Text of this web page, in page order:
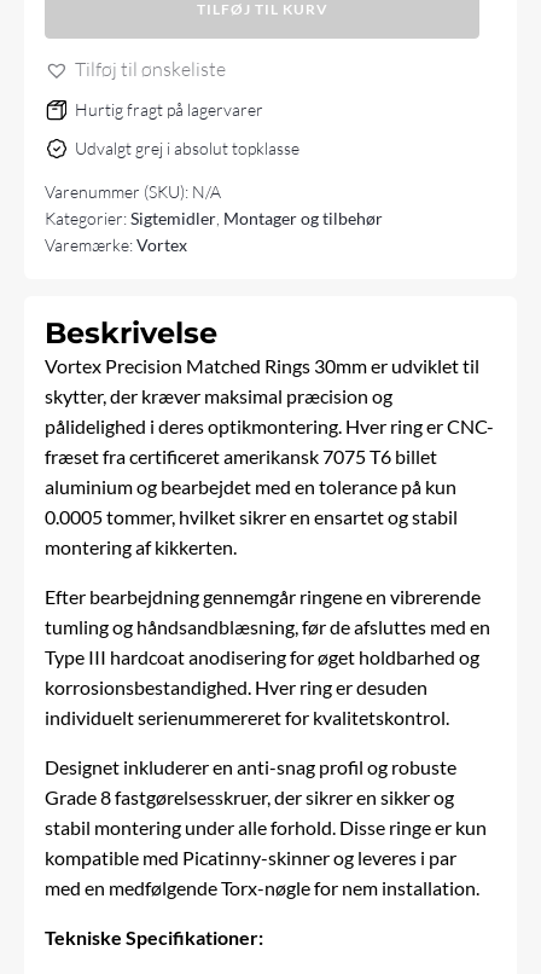
30mm
TILFØJ TIL KURV
Tilføj til ønskeliste
Hurtig fragt på lagervarer
Udvalgt grej i absolut topklasse
Varenummer (SKU): N/A
Kategorier:Sigtemidler Montager og tilbehør
Varemærke:Vortex
Beskrivelse
Vortex Precision Matched Rings 30mm er udviklet til
skytter, der kræver maksimal præcision og
pålidelighed i deres optikmontering. Hver ring er CNC-
fræset fra certificeret amerikansk 7075 T6 billet
aluminium og bearbejdet med en tolerance på kun
0.0005 tommer, hvilket sikrer en ensartet og stabil
montering af kikkerten.
Efter bearbejdning gennemgår ringene en vibrerende
tumling og håndsandblæsning, før de afsluttes med en
Type III hardcoat anodisering for øget holdbarhed og
korrosionsbestandighed. Hver ring er desuden
individuelt serienummereret for kvalitetskontrol.
Designet inkluderer en anti-snag profil og robuste
Grade 8 fastgørelsesskruer, der sikrer en sikker og
stabil montering under alle forhold. Disse ringe er kun
kompatible med Picatinny-skinner og leveres i par
med en medfølgende Torx-nøgle for nem installation.
Tekniske Specifikationer: